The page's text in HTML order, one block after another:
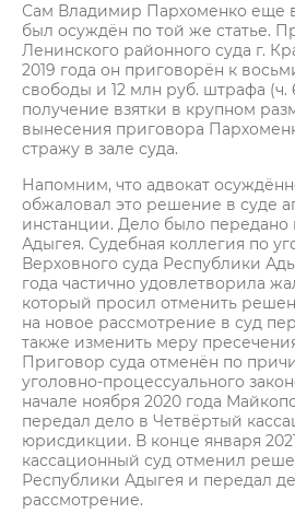
Сам Владимир Пархоменко еще в
был осуждён по той же статье.
Ленинского районного суда г.
2019 года он приговорён к
свободы и 12 млн руб. штрафа (ч.
получение взятки в крупном
вынесения приговора
стражу в зале суда.
Напомним, что адвокат
обжаловал это решение в суде
инстанции. Дело было передано
Адыгея. Судебная коллегия по
Верховного суда Республики
года частично удовлетворила
который просил отменить
на новое рассмотрение в суд
также изменить меру
Приговор суда отменён по
уголовно-процессуального
начале ноября 2020 года
передал дело в Четвёртый
юрисдикции. В конце января
кассационный суд отменил
Республики Адыгея и передал
рассмотрение.